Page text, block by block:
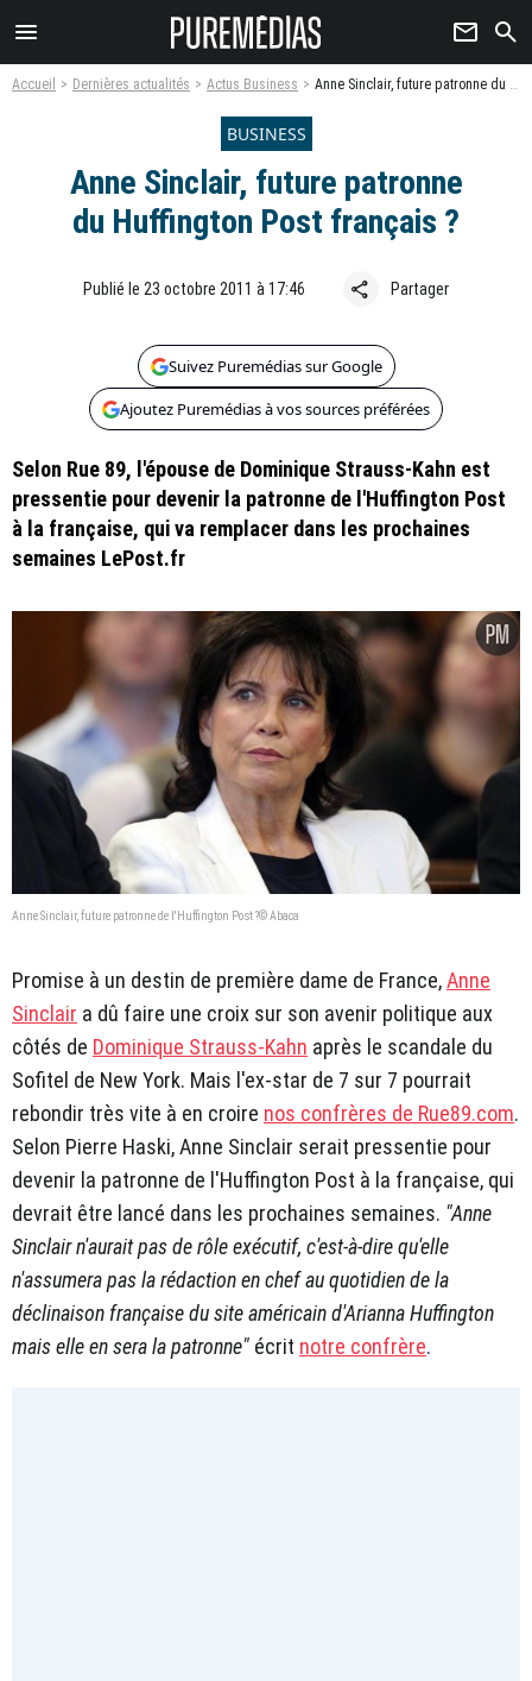
menu newsletter search
Accueil Dernières actualités Actus Business Anne Sinclair, future patronne du Huffington Post français ?
BUSINESS
Anne Sinclair, future patronne
du Huffington Post français ?
Publié le 23 octobre 2011 à 17:46 share Partager
Suivez Puremédias sur Google
Ajoutez Puremédias à vos sources préférées
Selon Rue 89, l'épouse de Dominique Strauss-Kahn est
pressentie pour devenir la patronne de l'Huffington Post
à la française, qui va remplacer dans les prochaines
semaines LePost.fr
Anne Sinclair, future patronne de l'Huffington Post ?© Abaca
Promise à un destin de première dame de France,Anne
Sinclair a dû faire une croix sur son avenir politique aux
côtés de Dominique Strauss-Kahn après le scandale du
Sofitel de New York. Mais l'ex-star de 7 sur 7 pourrait
rebondir très vite à en croire nos confrères de Rue89.com.
Selon Pierre Haski, Anne Sinclair serait pressentie pour
devenir la patronne de l'Huffington Post à la française, qui
devrait être lancé dans les prochaines semaines. "Anne
Sinclair n'aurait pas de rôle exécutif, c'est-à-dire qu'elle
n'assumera pas la rédaction en chef au quotidien de la
déclinaison française du site américain d'Arianna Huffington
mais elle en sera la patronne" écrit notre confrère.